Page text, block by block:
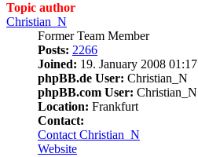
Topic author
Christian_N
Former Team Member
Posts: 2266
Joined: 19. January 2008 01:17
phpBB.de User: Christian_N
phpBB.com User: Christian_N
Location: Frankfurt
Contact:
Contact Christian_N
Website